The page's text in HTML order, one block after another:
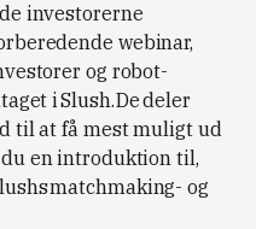
investorerne
webinar,
og robot-
i Slush. De deler
til at få mest muligt ud
en introduktion til,
matchmaking- og